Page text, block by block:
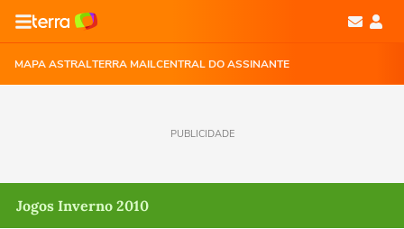
MAPA ASTRALTERRA MAILCENTRAL DO ASSINANTE
PUBLICIDADE
Jogos Inverno 2010